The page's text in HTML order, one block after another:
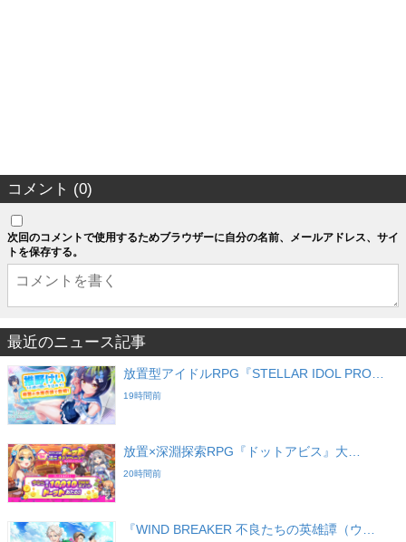
コメント (0)
次回のコメントで使用するためブラウザーに自分の名前、メールアドレス、サイ
トを保存する。
最近のニュース記事
放置型アイドルRPG『STELLAR IDOL PRO…
19時間前
放置×深淵探索RPG『ドットアビス』大…
20時間前
『WIND BREAKER 不良たちの英雄譚（ウ…